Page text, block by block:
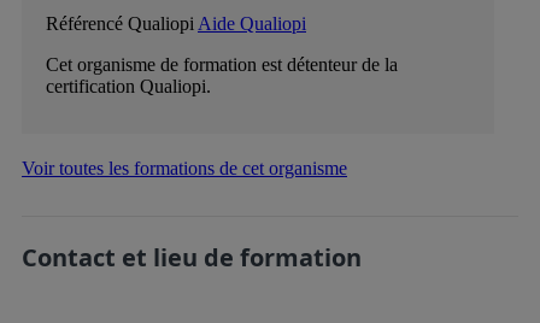
Référencé Qualiopi Aide Qualiopi
Cet organisme de formation est détenteur de la
certification Qualiopi.
Voir toutes les formations de cet organisme
Contact et lieu de formation